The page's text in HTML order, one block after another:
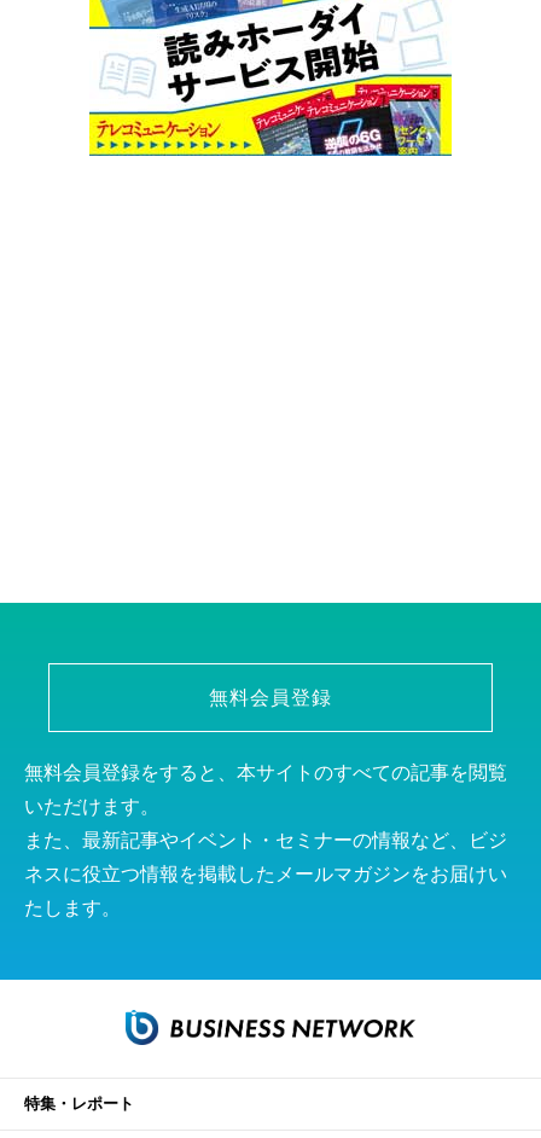
無料会員登録
無料会員登録をすると、本サイトのすべての記事を閲覧
いただけます。
また、最新記事やイベント・セミナーの情報など、ビジ
ネスに役立つ情報を掲載したメールマガジンをお届けい
たします。
特集・レポート